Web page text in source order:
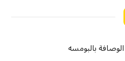
بالبومسه